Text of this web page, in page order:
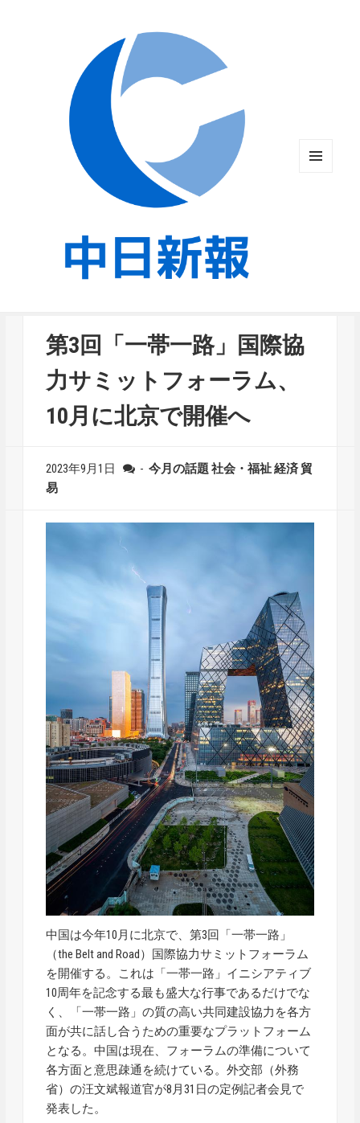
第3回「一帯一路」国際協
力サミットフォーラム、
10月に北京で開催へ
2023年9月1日 - 今月の話題 社会・福祉経済 貿
易
中国は今年10月に北京で、第3回「一帯一路」
（the Belt and Road）国際協力サミットフォーラム
を開催する。これは「一帯一路」イニシアティブ
10周年を記念する最も盛大な行事であるだけでな
く、「一帯一路」の質の高い共同建設協力を各方
面が共に話し合うための重要なプラットフォーム
となる。中国は現在、フォーラムの準備について
各方面と意思疎通を続けている。外交部（外務
省）の汪文斌報道官が8月31日の定例記者会見で
発表した。